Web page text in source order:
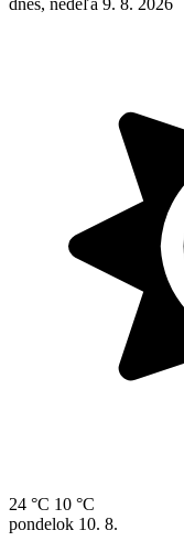
24 °C 10 °C
pondelok 10. 8.